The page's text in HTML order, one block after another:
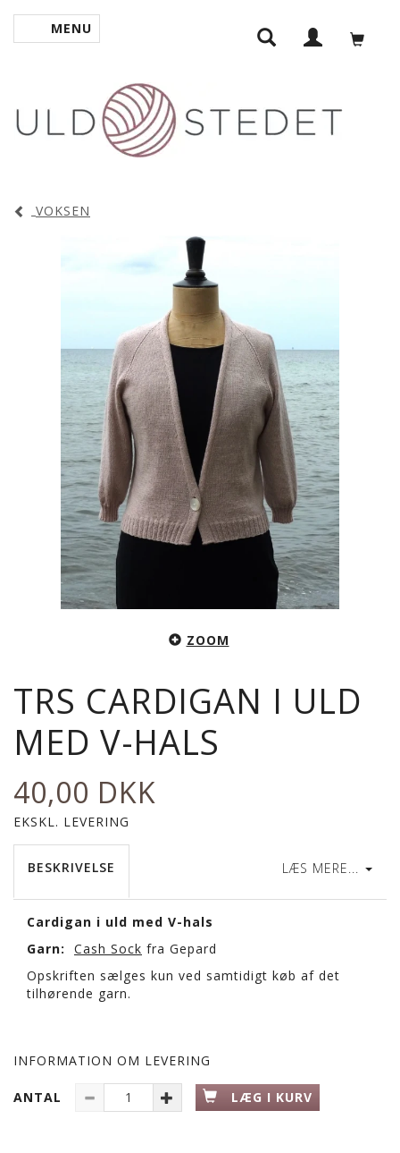
SKIFTE NAVIGATION
MENU
VOKSEN
ZOOM
TRS CARDIGAN I ULD
MED V-HALS
40,00 DKK
EKSKL. LEVERING
LÆS MERE...
BESKRIVELSE
Cardigan i uld med V-hals
Garn:
Cash Sock fra Gepard
Opskriften sælges kun ved samtidigt køb af det
tilhørende garn.
INFORMATION OM LEVERING
ANTAL LÆG I KURV